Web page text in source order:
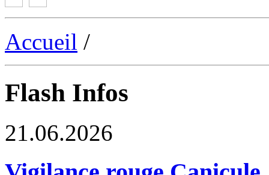
Accueil /
Flash Infos
21.06.2026